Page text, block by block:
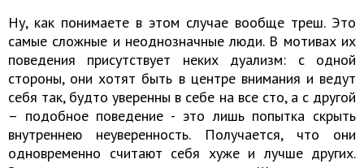
Ну, как понимаете в этом случае вообще треш. Это
самые сложные и неоднозначные люди. В мотивах их
поведения присутствует неких дуализм: с одной
стороны, они хотят быть в центре внимания и ведут
себя так, будто уверенны в себе на все сто, а с другой
– подобное поведение - это лишь попытка скрыть
внутреннею неуверенность. Получается, что они
одновременно считают себя хуже и лучше других.